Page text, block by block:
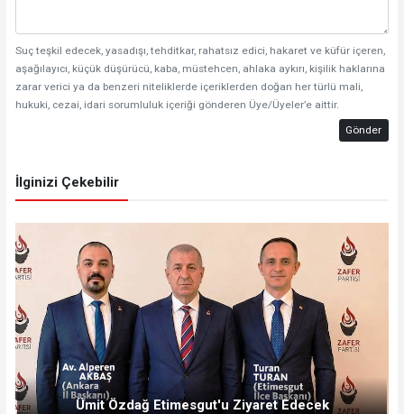
Suç teşkil edecek, yasadışı, tehditkar, rahatsız edici, hakaret ve küfür içeren,
aşağılayıcı, küçük düşürücü, kaba, müstehcen, ahlaka aykırı, kişilik haklarına
zarar verici ya da benzeri niteliklerde içeriklerden doğan her türlü mali,
hukuki, cezai, idari sorumluluk içeriği gönderen Üye/Üyeler’e aittir.
Gönder
İlginizi Çekebilir
Ümit Özdağ Etimesgut'u Ziyaret Edecek